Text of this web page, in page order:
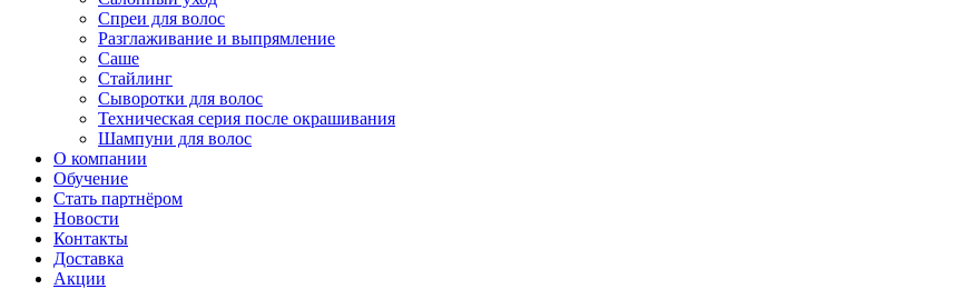
Спреи для волос
Разглаживание и выпрямление
Саше
Стайлинг
Сыворотки для волос
Техническая серия после окрашивания
Шампуни для волос
О компании
Обучение
Стать партнёром
Новости
Контакты
Доставка
Акции